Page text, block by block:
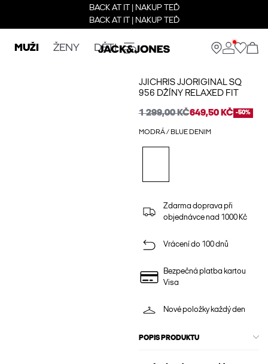
BACK AT IT | NAKUP TEĎ
BACK AT IT | NAKUP TEĎ
MUŽI ŽENY DĚTI
JJICHRIS JJORIGINAL SQ
956 DŽÍNY RELAXED FIT
1 299,00 KČ649,50 KČ -50%
MODRÁ / BLUE DENIM
Zdarma doprava při
objednávce nad 1000 Kč
Vrácení do 100 dnů
Bezpečná platba kartou
Visa
Nové položky každý den
POPIS PRODUKTU